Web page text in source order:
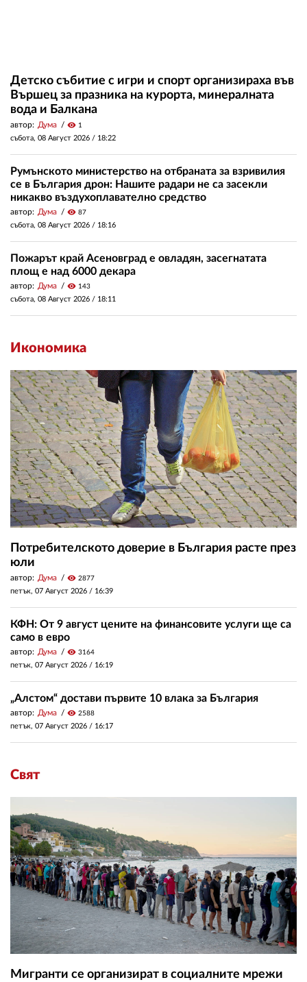
Детско събитие с игри и спорт организираха във
Вършец за празника на курорта, минералната
вода и Балкана
автор: Дума visibility 1
събота, 08 Август 2026 / 18:22
Румънското министерство на отбраната за взривилия
се в България дрон: Нашите радари не са засекли
никакво въздухоплавателно средство
автор: Дума visibility 87
събота, 08 Август 2026 / 18:16
Пожарът край Асеновград е овладян, засегнатата
площ е над 6000 декара
автор: Дума visibility 143
събота, 08 Август 2026 / 18:11
Икономика
Потребителското доверие в България расте през
юли
автор: Дума visibility 2877
петък, 07 Август 2026 / 16:39
КФН: От 9 август цените на финансовите услуги ще са
само в евро
автор: Дума visibility 3164
петък, 07 Август 2026 / 16:19
„Алстом“ достави първите 10 влака за България
автор: Дума visibility 2588
петък, 07 Август 2026 / 16:17
Свят
Мигранти се организират в социалните мрежи